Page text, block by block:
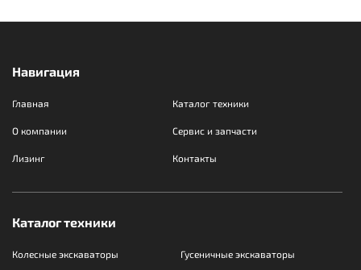
Навигация
Главная Каталог техники
О компании Сервис и запчасти
Лизинг Контакты
Каталог техники
Колесные экскаваторы Гусеничные экскаваторы